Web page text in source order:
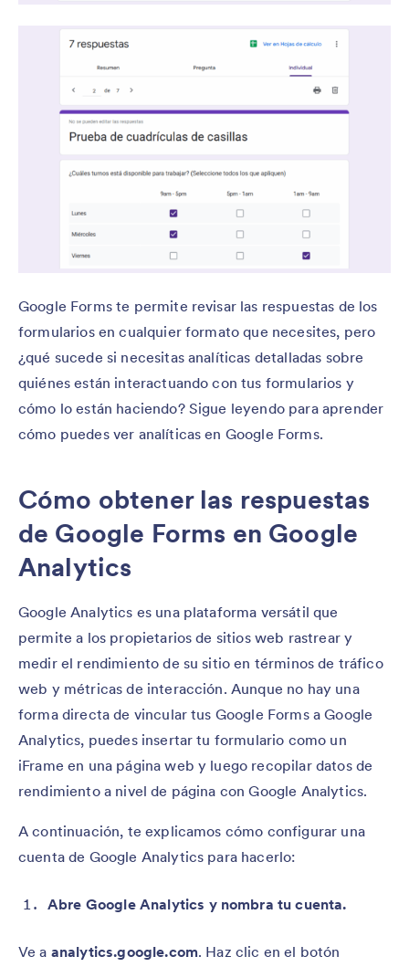
Google Forms te permite revisar las respuestas de los
formularios en cualquier formato que necesites, pero
¿qué sucede si necesitas analíticas detalladas sobre
quiénes están interactuando con tus formularios y
cómo lo están haciendo? Sigue leyendo para aprender
cómo puedes ver analíticas en Google Forms.
Cómo obtener las respuestas
de Google Forms en Google
Analytics
Google Analytics es una plataforma versátil que
permite a los propietarios de sitios web rastrear y
medir el rendimiento de su sitio en términos de tráfico
web y métricas de interacción. Aunque no hay una
forma directa de vincular tus Google Forms a Google
Analytics, puedes insertar tu formulario como un
iFrame en una página web y luego recopilar datos de
rendimiento a nivel de página con Google Analytics.
A continuación, te explicamos cómo configurar una
cuenta de Google Analytics para hacerlo:
Abre Google Analytics y nombra tu cuenta.
Ve a analytics.google.com. Haz clic en el botón